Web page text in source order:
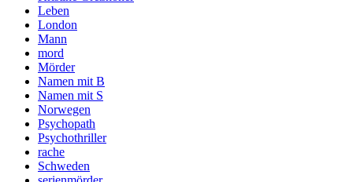
Leben
London
Mann
mord
Mörder
Namen mit B
Namen mit S
Norwegen
Psychopath
Psychothriller
rache
Schweden